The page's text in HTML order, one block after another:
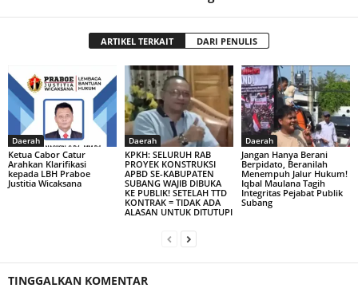
ARTIKEL TERKAIT DARI PENULIS
Daerah
Ketua Cabor Catur
Arahkan Klarifikasi
kepada LBH Praboe
Justitia Wicaksana
Daerah
KPKH: SELURUH RAB
PROYEK KONSTRUKSI
APBD SE-KABUPATEN
SUBANG WAJIB DIBUKA
KE PUBLIK! SETELAH TTD
KONTRAK = TIDAK ADA
ALASAN UNTUK DITUTUPI
Daerah
Jangan Hanya Berani
Berpidato, Beranilah
Menempuh Jalur Hukum!
Iqbal Maulana Tagih
Integritas Pejabat Publik
Subang
TINGGALKAN KOMENTAR